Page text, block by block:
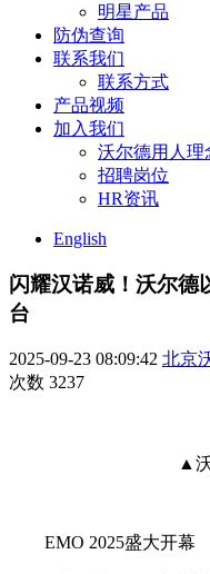
明星产品
防伪查询
联系我们
联系方式
产品视频
加入我们
沃尔德用人理
招聘岗位
HR资讯
English
闪耀汉诺威！沃尔德
台
2025-09-23 08:09:42 北京
次数 3237
▲
EMO 2025盛大开幕